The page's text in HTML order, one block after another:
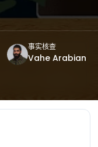
事实核查
Vahe Arabian